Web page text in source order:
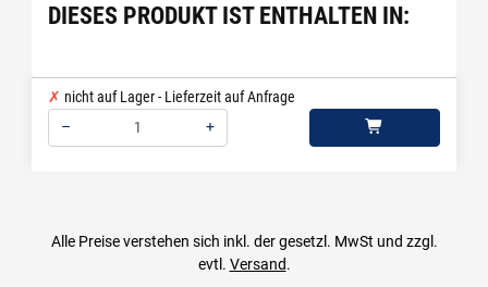
DIESES PRODUKT IST ENTHALTEN IN:
nicht auf Lager - Lieferzeit auf Anfrage
–
+
Alle Preise verstehen sich inkl. der gesetzl. MwSt und zzgl.
evtl. Versand.